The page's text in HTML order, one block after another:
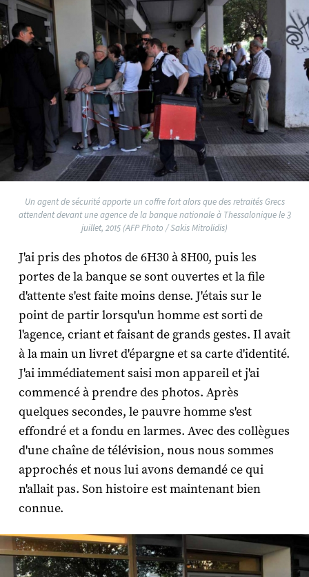
Un agent de sécurité apporte un coffre fort alors que des retraités Grecs
attendent devant une agence de la banque nationale à Thessalonique le 3
juillet, 2015 (AFP Photo / Sakis Mitrolidis)
J'ai pris des photos de 6H30 à 8H00, puis les
portes de la banque se sont ouvertes et la file
d'attente s'est faite moins dense. J'étais sur le
point de partir lorsqu'un homme est sorti de
l'agence, criant et faisant de grands gestes. Il avait
à la main un livret d'épargne et sa carte d'identité.
J'ai immédiatement saisi mon appareil et j'ai
commencé à prendre des photos. Après
quelques secondes, le pauvre homme s'est
effondré et a fondu en larmes. Avec des collègues
d'une chaîne de télévision, nous nous sommes
approchés et nous lui avons demandé ce qui
n'allait pas. Son histoire est maintenant bien
connue.